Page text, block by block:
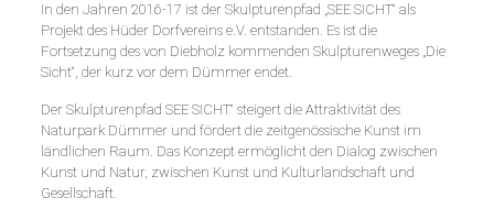
In den Jahren 2016-17 ist der Skulpturenpfad „SEE SICHT“ als
Projekt des Hüder Dorfvereins e.V. entstanden. Es ist die
Fortsetzung des von Diebholz kommenden Skulpturenweges „Die
Sicht“, der kurz vor dem Dümmer endet.
Der Skulpturenpfad SEE SICHT“ steigert die Attraktivität des
Naturpark Dümmer und fördert die zeitgenössische Kunst im
ländlichen Raum. Das Konzept ermöglicht den Dialog zwischen
Kunst und Natur, zwischen Kunst und Kulturlandschaft und
Gesellschaft.